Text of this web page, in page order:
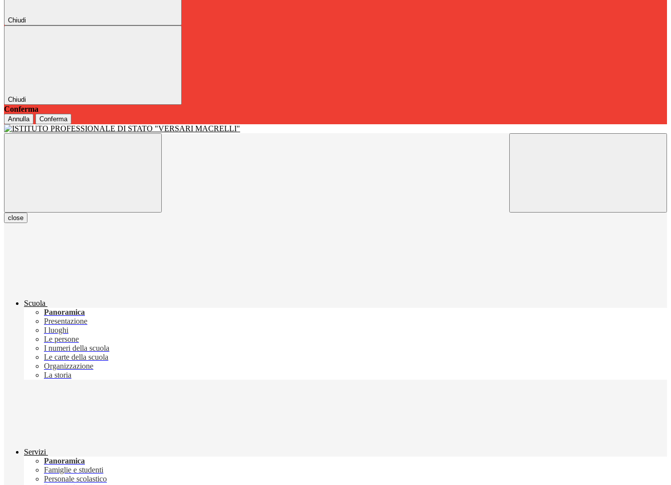
Chiudi
Chiudi
Conferma
Annulla Conferma
close
Scuola
Panoramica
Presentazione
I luoghi
Le persone
I numeri della scuola
Le carte della scuola
Organizzazione
La storia
Servizi
Panoramica
Famiglie e studenti
Personale scolastico